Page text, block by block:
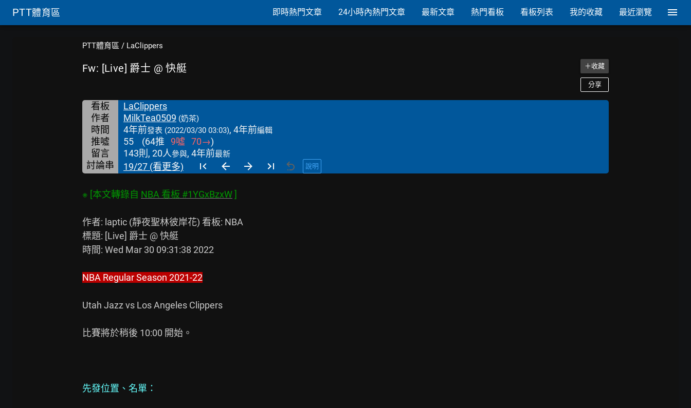
PTT體育區 即時熱門文章 24小時內熱門文章 最新文章 熱門看板 看板列表 我的收藏 最近瀏覽
PTT體育區 / LaClippers
Fw: [Live] 爵士 @ 快艇 ＋收藏
分享
看板
LaClippers
作者
MilkTea0509 (奶茶)
時間 4年前發表 (2022/03/30 03:03), 4年前編輯
推噓 55 (64推 9噓 70→)
留言
143則, 20人參與, 4年前最新
討論串 19/27 (看更多) 說明
※ [本文轉錄自 NBA 看板 #1YGxBzxW
作者: laptic (靜夜聖林彼岸花) 看板: NBA
標題: [Live] 爵士 @ 快艇
時間: Wed Mar 30 09:31:38 2022
NBA Regular Season 2021-22
Utah Jazz vs Los Angeles Clippers
比賽將於稍後 10:00 開始。
先發位置、名單：